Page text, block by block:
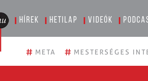
Hírek Hetilap Videók
# META # MESTERSÉGES